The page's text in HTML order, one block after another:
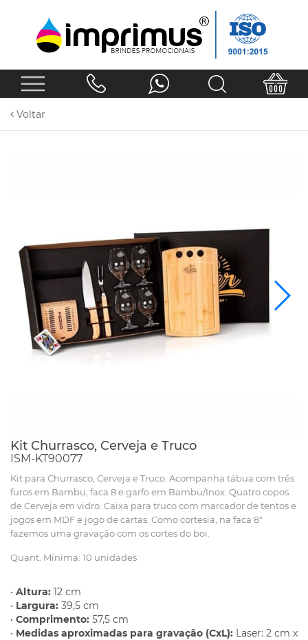
Voltar
Kit Churrasco, Cerveja e Truco
ISM-KT90077
Kit para Churrasco, Cerveja e Truco. Acompanha tábua com três
furos em Bambu, faca 8 e garfo em Bambu/Inox. Quatro copos
de Cerveja em vidro. Caixa para truco com marcador de tentos e
jogos em MDF e jogo de cartas. Como cortesia, na faca 8"
fazemos uma gravação com os cortes do boi.
Quant. Mínima: 10 unidades
• Altura: 12 cm
• Largura: 39,5 cm
• Comprimento: 57,5 cm
• Medidas aproximadas para gravação (CxL): Laser: 2 cm x